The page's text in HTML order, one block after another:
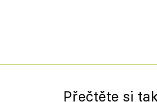
Přečtěte si